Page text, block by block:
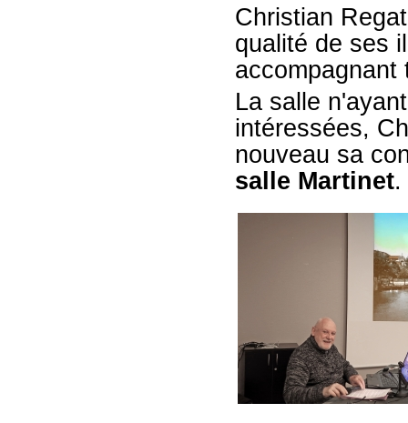
Christian
qualité de ses
accompagnant
La salle
intéressées,
nouveau sa
salle Martinet.